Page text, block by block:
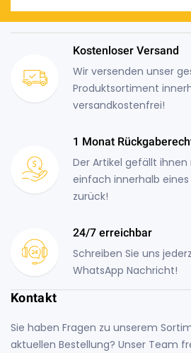
Kostenloser Versand
Wir versenden unser
Produktsortiment
versandkostenfrei!
1 Monat
Der Artikel gefällt ihnen
einfach innerhalb
zurück!
24/7 erreichbar
Schreiben Sie uns
WhatsApp Nachricht!
Kontakt
Sie haben Fragen zu unserem
aktuellen Bestellung? Unser Team